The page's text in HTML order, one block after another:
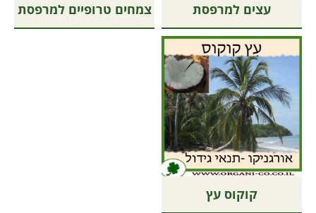
עצים למרפסת צמחים טרופיים למרפסת
קוקוס עץ